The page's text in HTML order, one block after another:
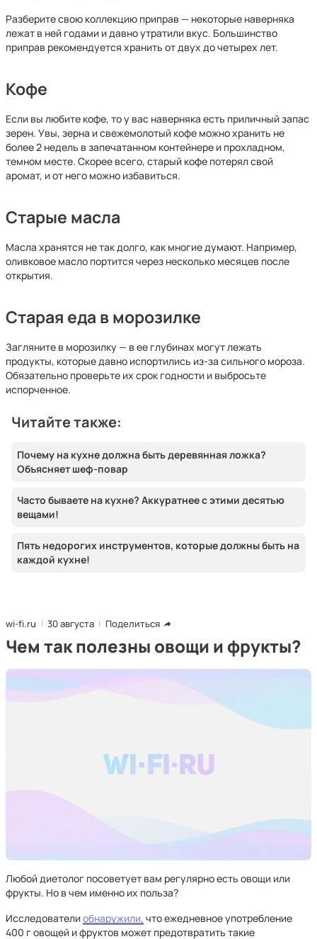
Разберите свою коллекцию приправ — некоторые наверняка
лежат в ней годами и давно утратили вкус. Большинство
приправ рекомендуется хранить от двух до четырех лет.
Кофе
Если вы любите кофе, то у вас наверняка есть приличный запас
зерен. Увы, зерна и свежемолотый кофе можно хранить не
более 2 недель в запечатанном контейнере и прохладном,
темном месте. Скорее всего, старый кофе потерял свой
аромат, и от него можно избавиться.
Старые масла
Масла хранятся не так долго, как многие думают. Например,
оливковое масло портится через несколько месяцев после
открытия.
Старая еда в морозилке
Загляните в морозилку — в ее глубинах могут лежать
продукты, которые давно испортились из-за сильного мороза.
Обязательно проверьте их срок годности и выбросьте
испорченное.
Читайте также:
Почему на кухне должна быть деревянная ложка?
Объясняет шеф-повар
Часто бываете на кухне? Аккуратнее с этими десятью
вещами!
Пять недорогих инструментов, которые должны быть на
каждой кухне!
wi-fi.ru 30 августа Поделиться
Чем так полезны овощи и фрукты?
Любой диетолог посоветует вам регулярно есть овощи или
фрукты. Но в чем именно их польза?
Исследователиобнаружили, что ежедневное употребление
400 г овощей и фруктов может предотвратить такие